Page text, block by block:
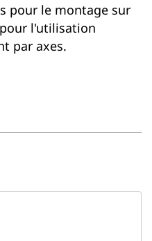
pour le montage sur
l'utilisation
par axes.